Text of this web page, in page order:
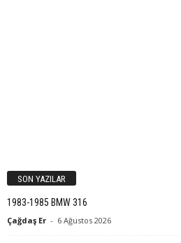
SON YAZILAR
1983-1985 BMW 316
Çağdaş Er - 6 Ağustos 2026